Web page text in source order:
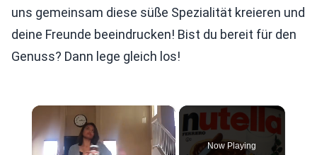
uns gemeinsam diese süße Spezialität kreieren und
deine Freunde beeindrucken! Bist du bereit für den
Genuss? Dann lege gleich los!
×
Now Playing